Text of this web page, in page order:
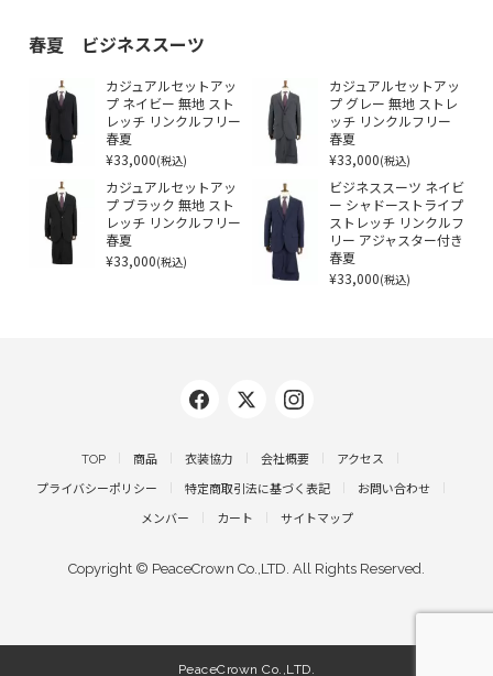
春夏 ビジネススーツ
カジュアルセットアッ
プ ネイビー 無地 スト
レッチ リンクルフリー
春夏
¥33,000(税込)
カジュアルセットアッ
プ グレー 無地 ストレ
ッチ リンクルフリー
春夏
¥33,000(税込)
カジュアルセットアッ
プ ブラック 無地 スト
レッチ リンクルフリー
春夏
¥33,000(税込)
ビジネススーツ ネイビ
ー シャドーストライプ
ストレッチ リンクルフ
リー アジャスター付き
春夏
¥33,000(税込)
TOP 商品 衣装協力 会社概要 アクセス
プライバシーポリシー 特定商取引法に基づく表記 お問い合わせ
メンバー カート サイトマップ
Copyright © PeaceCrown Co.,LTD. All Rights Reserved.
PeaceCrown Co.,LTD.